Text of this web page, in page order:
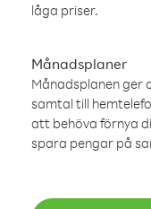
låga priser.
Månadsplaner
Månadsplanen ger
samtal till
att behöva förnya
spara pengar på